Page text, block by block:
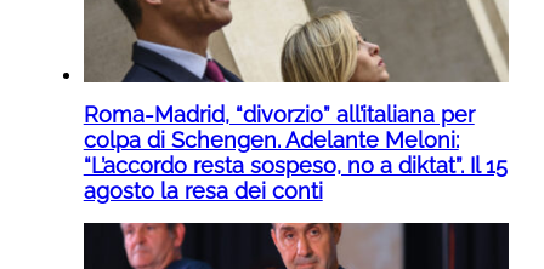
Roma-Madrid, “divorzio” all’italiana per
colpa di Schengen. Adelante Meloni:
“L’accordo resta sospeso, no a diktat”. Il 15
agosto la resa dei conti